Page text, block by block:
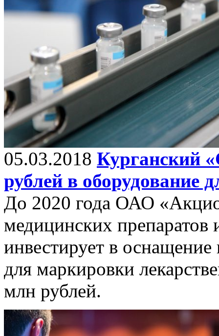
05.03.2018 Курганский
рублей в оборудование
До 2020 года ОАО
медицинских препаратов
инвестирует в
для маркировки
млн рублей.